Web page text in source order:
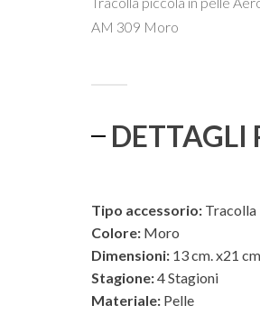
originale
attuale
AM 309 Moro
DETTAGLI
Tipo accessorio: Tracolla
Colore: Moro
Dimensioni: 13 cm. x21
Stagione:4 Stagioni
Materiale: Pelle